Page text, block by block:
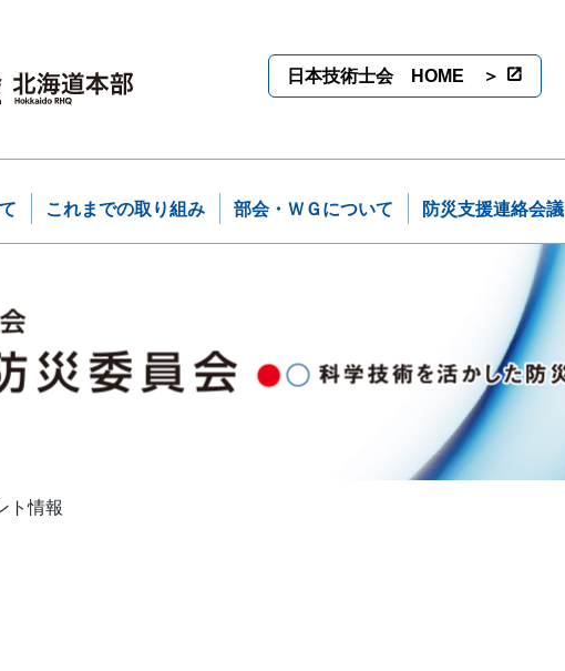
日本技術士会 HOME ＞
これまでの取り組み 部会・ＷＧについて 防災支援連絡会議
ト情報